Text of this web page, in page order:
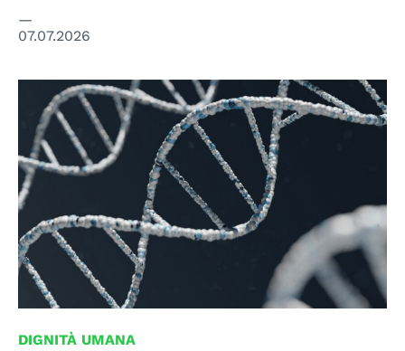
07.07.2026
© Unspalsh
DIGNITÀ UMANA